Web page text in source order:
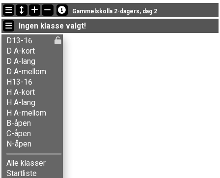
Siste oppdateringer
13:19:58: Agnar Renolen (Herrer A-lang) kom i mål med tiden 1:34:04 (23)
13:19:58: Alenka V. Seljak (Damer A-kort
13:19:58: Anders J. Krosby (Herrer A-mellom) kom i mål med tiden 1:20:18 (45)
Gammelskolla 2-dagers, dag 2
Ingen klasse valgt!
D13-16
D A-kort
D A-lang
D A-mellom
H13-16
H A-kort
H A-lang
H A-mellom
B-åpen
C-åpen
N-åpen
Alle klasser
Startliste